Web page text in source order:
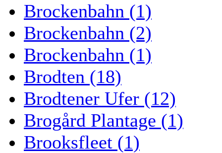
Brockenbahn (1)
Brockenbahn (2)
Brockenbahn (1)
Brodten (18)
Brodtener Ufer (12)
Brogård Plantage (1)
Brooksfleet (1)